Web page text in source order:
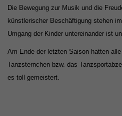
Die Bewegung zur Musik und die
künstlerischer Beschäftigung stehen
Umgang der Kinder untereinander ist
Am Ende der letzten Saison hatten
Tanzsternchen bzw. das
es toll gemeistert.